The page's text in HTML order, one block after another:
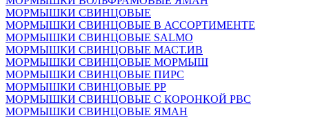
МОРМЫШКИ СВИНЦОВЫЕ
МОРМЫШКИ СВИНЦОВЫЕ В АССОРТИМЕНТЕ
МОРМЫШКИ СВИНЦОВЫЕ SALMO
МОРМЫШКИ СВИНЦОВЫЕ МАСТ.ИВ
МОРМЫШКИ СВИНЦОВЫЕ МОРМЫШ
МОРМЫШКИ СВИНЦОВЫЕ ПИРС
МОРМЫШКИ СВИНЦОВЫЕ РР
МОРМЫШКИ СВИНЦОВЫЕ С КОРОНКОЙ РВС
МОРМЫШКИ СВИНЦОВЫЕ ЯМАН